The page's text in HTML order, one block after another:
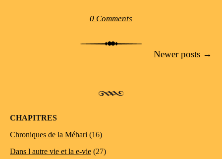
0 Comments
Newer posts →
CHAPITRES
Chroniques de la Méhari (16)
Dans l autre vie et la e-vie (27)